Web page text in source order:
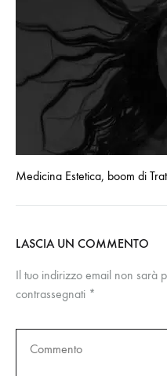
Medicina Estetica, boom di
LASCIA UN COMMENTO
Il tuo indirizzo email non sarà
contrassegnati *